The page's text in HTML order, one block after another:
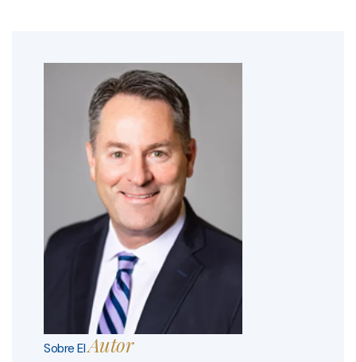
Sobre ElAutor